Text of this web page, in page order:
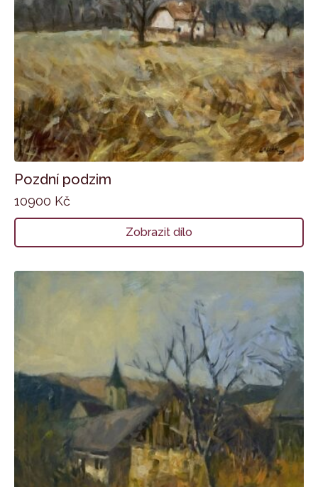
Pozdní podzim
10900 Kč
Zobrazit dílo